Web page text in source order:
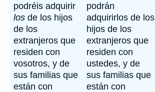
podréis adquirir
los de los hijos
de los
extranjeros que
residen con
vosotros, y de
sus familias que
están con
podrán
adquirirlos de los
hijos de los
extranjeros que
residen con
ustedes, y de
sus familias que
están con